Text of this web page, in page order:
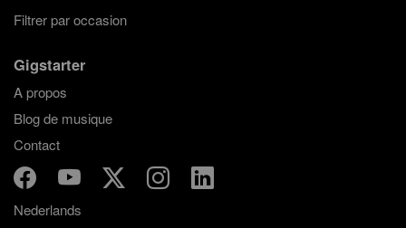
Filtrer par occasion
Gigstarter
A propos
Blog de musique
Contact
Nederlands